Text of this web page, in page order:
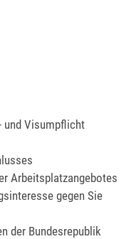
und Visumpflicht
Arbeitsplatzangebotes
gegen Sie
der Bundesrepublik